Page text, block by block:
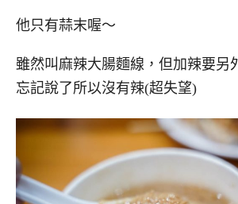
他只有蒜末喔～
雖然叫麻辣大腸麵線，但加辣要另
忘記說了所以沒有辣(超失望)